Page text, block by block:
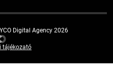
Digital Agency 2026
tájékozató